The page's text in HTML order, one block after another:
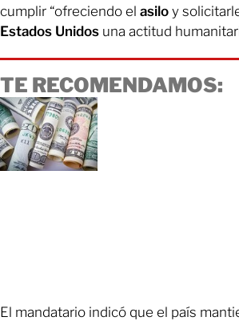
cumplir “ofreciendo el asilo y
Estados Unidos una actitud
TE RECOMENDAMOS:
El mandatario indicó que el país